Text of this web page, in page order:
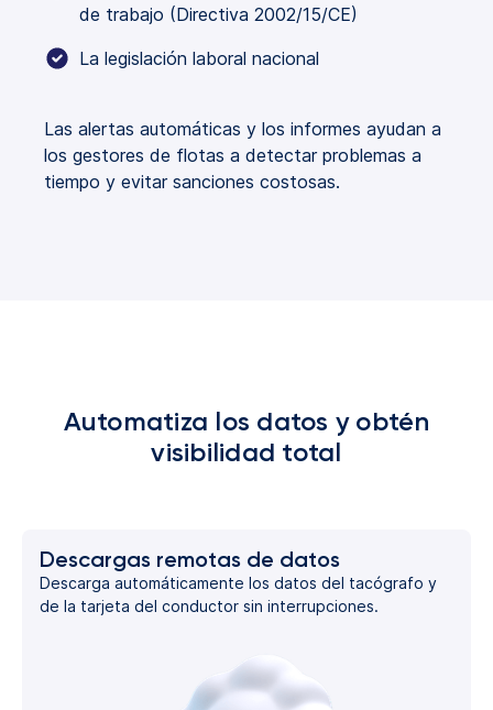
de trabajo (Directiva 2002/15/CE)
La legislación laboral nacional
Las alertas automáticas y los informes ayudan a
los gestores de flotas a detectar problemas a
tiempo y evitar sanciones costosas.
Automatiza los datos y obtén
visibilidad total
Descargas remotas de datos
Descarga automáticamente los datos del tacógrafo y
de la tarjeta del conductor sin interrupciones.